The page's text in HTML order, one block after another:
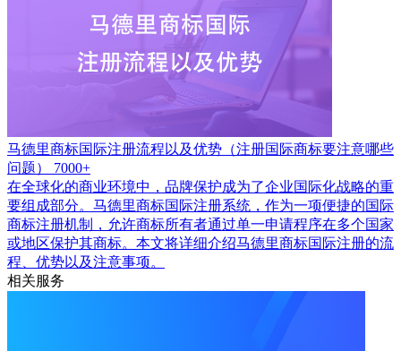
马德里商标国际注册流程以及优势（注册国际商标要注意哪些
问题）
7000+
在全球化的商业环境中，品牌保护成为了企业国际化战略的重
要组成部分。马德里商标国际注册系统，作为一项便捷的国际
商标注册机制，允许商标所有者通过单一申请程序在多个国家
或地区保护其商标。本文将详细介绍马德里商标国际注册的流
程、优势以及注意事项。
相关服务